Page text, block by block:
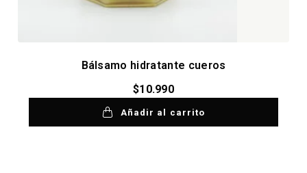
Bálsamo hidratante cueros
$10.990
Añadir al carrito